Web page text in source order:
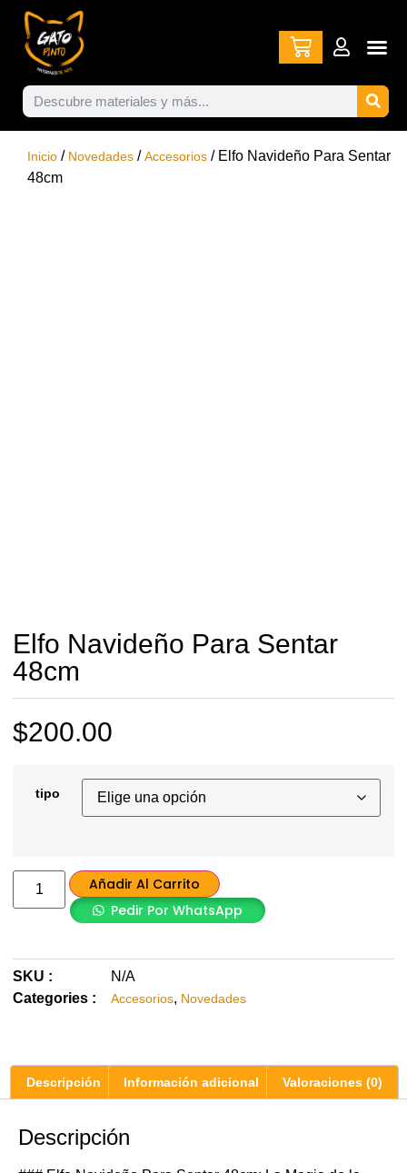
Inicio / Novedades /Accesorios / Elfo Navideño Para Sentar
48cm
Elfo Navideño Para Sentar
48cm
$200.00
tipo
Añadir Al Carrito
Pedir Por WhatsApp
SKU :
N/A
Categories :
Accesorios, Novedades
Descripción Información adicional Valoraciones (0)
Descripción